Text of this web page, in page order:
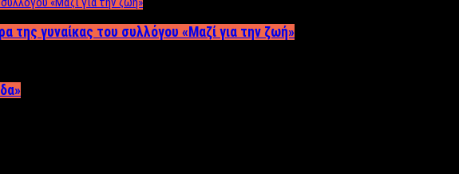
της γυναίκας του συλλόγου «Μαζί για την ζωή»